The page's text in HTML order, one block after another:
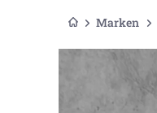
Marken